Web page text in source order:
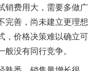
销费用大，需要多做广
完善，尚未建立更理想
，价格决策难以确立可
没有同行竞争。